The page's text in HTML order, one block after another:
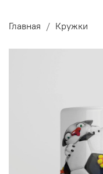
Главная Кружки